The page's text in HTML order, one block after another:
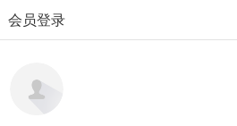
会员登录